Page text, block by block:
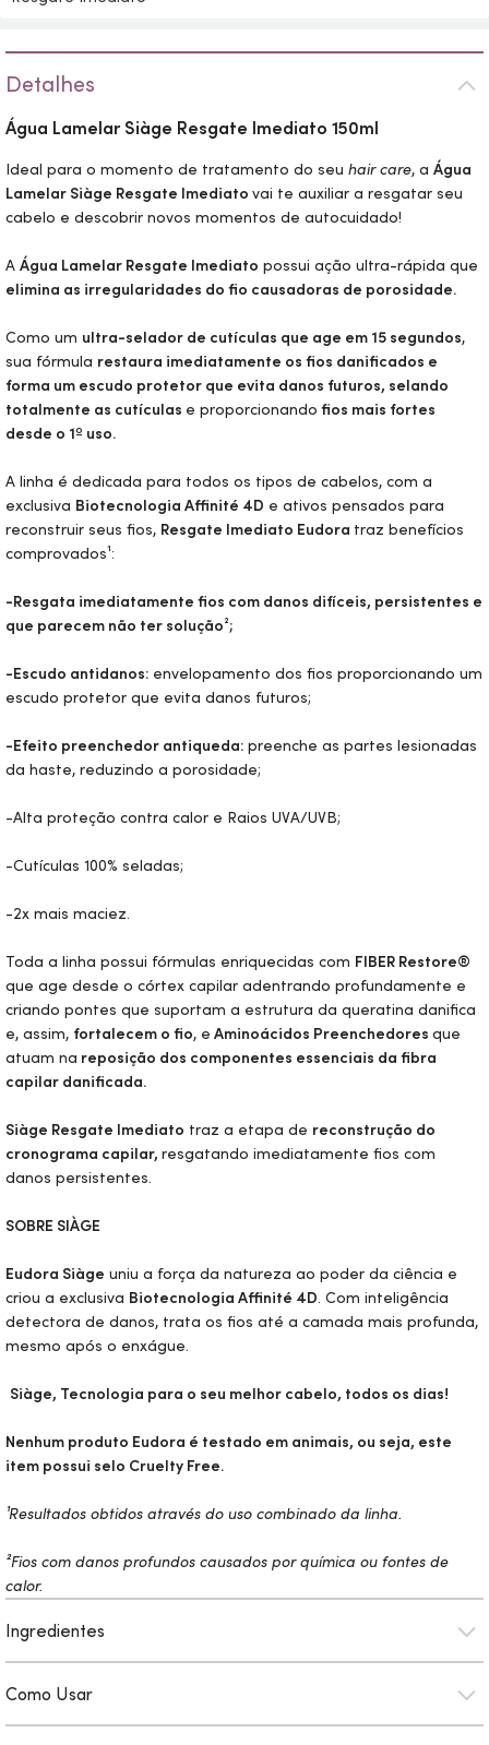
Detalhes
Água Lamelar Siàge Resgate Imediato 150ml
Ideal para o momento de tratamento do seu hair care, a Água
Lamelar Siàge Resgate Imediato vai te auxiliar a resgatar seu
cabelo e descobrir novos momentos de autocuidado!
A Água Lamelar Resgate Imediato possui ação ultra-rápida que
elimina as irregularidades do fio causadoras de porosidade.
Como um ultra-selador de cutículas que age em 15 segundos,
sua fórmula restaura imediatamente os fios danificados e
forma um escudo protetor que evita danos futuros, selando
totalmente as cutículas e proporcionando fios mais fortes
desde o 1º uso.
A linha é dedicada para todos os tipos de cabelos, com a
exclusiva Biotecnologia Affinité 4D e ativos pensados para
reconstruir seus fios, Resgate Imediato Eudora traz benefícios
comprovados¹:
-Resgata imediatamente fios com danos difíceis, persistentes e
que parecem não ter solução²;
-Escudo antidanos: envelopamento dos fios proporcionando um
escudo protetor que evita danos futuros;
-Efeito preenchedor antiqueda: preenche as partes lesionadas
da haste, reduzindo a porosidade;
-Alta proteção contra calor e Raios UVA/UVB;
-Cutículas 100% seladas;
-2x mais maciez.
Toda a linha possui fórmulas enriquecidas com FIBER Restore®
que age desde o córtex capilar adentrando profundamente e
criando pontes que suportam a estrutura da queratina danifica
e, assim, fortalecem o fio, e Aminoácidos Preenchedores que
atuam na reposição dos componentes essenciais da fibra
capilar danificada.
Siàge Resgate Imediato traz a etapa de reconstrução do
cronograma capilar, resgatando imediatamente fios com
danos persistentes.
SOBRE SIÀGE
Eudora Siàge uniu a força da natureza ao poder da ciência e
criou a exclusiva Biotecnologia Affinité 4D. Com inteligência
detectora de danos, trata os fios até a camada mais profunda,
mesmo após o enxágue.
Siàge, Tecnologia para o seu melhor cabelo, todos os dias!
Nenhum produto Eudora é testado em animais, ou seja, este
item possui selo Cruelty Free.
¹Resultados obtidos através do uso combinado da linha.
²Fios com danos profundos causados por química ou fontes de
calor.
Ingredientes
Como Usar